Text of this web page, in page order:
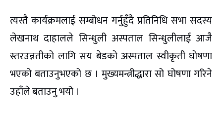
त्यस्तै कार्यक्रमलाई सम्बोधन गर्नुहुँदै प्रतिनिधि सभा सदस्य
लेखनाथ दाहालले सिन्धुली अस्पताल सिन्धुलीलाई आजै
स्तरउन्नतीको लागि सय बेडको अस्पताल स्वीकृती घोषणा
भएको बताउनुभएको छ । मुख्यमन्त्रीद्धारा सो घोषणा गरिने
उहाँले बताउनु भयो ।